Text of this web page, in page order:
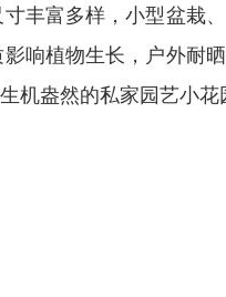
丰富多样，小型盆栽
响植物生长，户外耐
机盎然的私家园艺小花